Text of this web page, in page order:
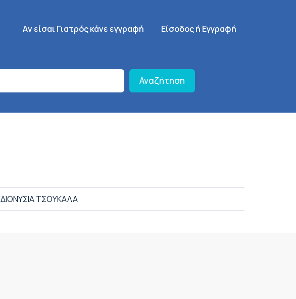
Κεντρική πλοήγηση
Aν είσαι Γιατρός κάνε εγγραφή SignUp Menu
Είσοδος ή Εγγραφή
Αναζήτηση
ΔΙΟΝΥΣΙΑ ΤΣΟΥΚΑΛΑ